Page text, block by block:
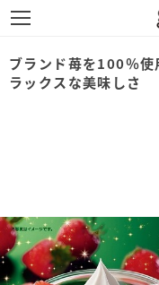
ブランド苺を100％
ラックスな美味しさ